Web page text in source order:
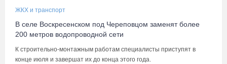
ЖКХ и транспорт
В селе Воскресенском под Череповцом заменят более
200 метров водопроводной сети
К строительно-монтажным работам специалисты приступят в
конце июля и завершат их до конца этого года.